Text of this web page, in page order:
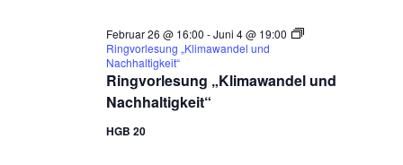
Ringvorlesung „Klimawandel und
Nachhaltigkeit“
Februar 26 @ 16:00 -Juni 4 @ 19:00
Ringvorlesung „Klimawandel und
Nachhaltigkeit“
HGB 20